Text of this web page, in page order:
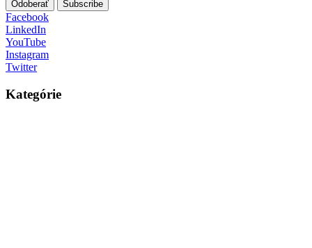
Odoberať Subscribe
Facebook
LinkedIn
YouTube
Instagram
Twitter
Kategórie